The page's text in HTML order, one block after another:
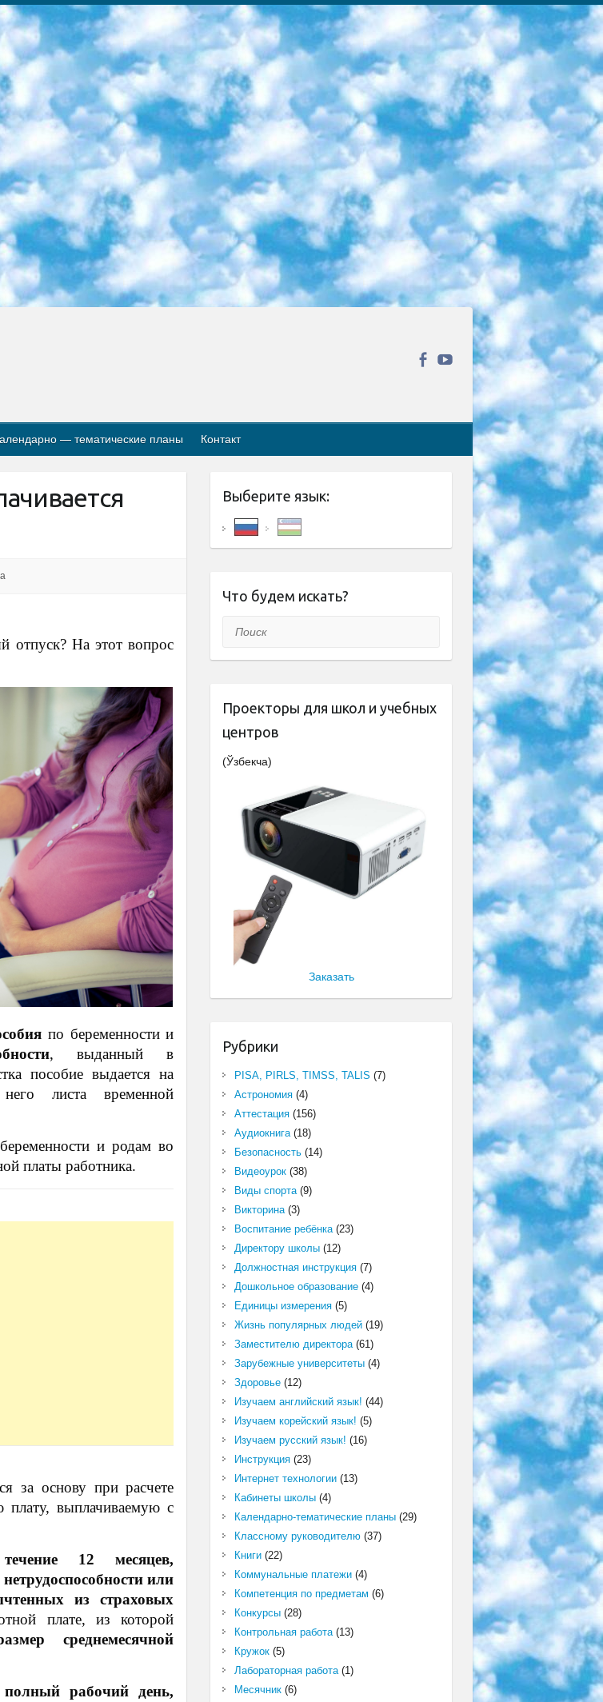
развитии) специализированная школа для детей, школы-интернаты и со сколиозом школы-интернаты санаторного типа для больных детей исключены). 9. Он был слепым, слабовидящим и имел нарушения опорно-двигательного аппарата. экзамены в специализированных школах и интернатах для детей должны проводиться исходя из требований, предъявляемых к общеобразовательным учреждениям (физкультура кроме науки). 10. Специализированная школа для глухих и слабослышащих детей. и экзамены в интернатах и быть реализован в виде письменного теста по математике. 11. Специальность для умственно отсталых детей. Для 9 класса Родной язык и литературное письмо Государственный язык (язык обучения – узбекский). для неклассов) написано Математическое письмо Письменная/устная история Узбекистана Физическое воспитание практично Итоговый контроль Для 11 класса Написание родного языка и литературы (эссе) Математическое письмо Узбекский язык (обучение на узбекском языке) не посещающее общее среднее образование для учреждений)/Образовательное учреждение выбор письменный и устный Иностранный язык письменный/устный Письменная/устная история Узбекистана *По выбору студента:  Химия  Физика  Основы государственного права  География 10 бесплатных образовательных ресурсов - Мы составили подборку онлайн-проектов с интерактивными упражнениями, видеолекциями и статьями. Они помогут вам обрести новые и освежить старые знания бесплатно. 1. «ИНТУИТ» Старейшая образовательная площадка Рунета. Здесь вы найдёте сотни текстовых и видеокурсов на десятки различных тем — от программирования до психологии. Многие курсы подготовлены российскими университетами и крупными международными компаниями вроде Intel и Microsoft. Самостоятельное обучение бесплатное, но желающие могут оплатить услуги персональных наставников. 2. «Смартия» знакомит с актуальными профессиями и подсказывает, как им обучаться. Выбрав заинтересовавшую вас специальность — SMM-специалист, фотограф, веб-дизайнер или другую, — увидите список необходимых для неё умений. Чтобы вы могли освоить их самостоятельно, для каждого умения площадка отображает подборку ссылок на учебные материалы. Хотя «Смартия» ориентируется на русскоязычную аудиторию, часть контента всё же доступна только на английском. 3. «Лекторий Физтеха» Проект Московского физико-технического института (Физтеха). С его помощью вы можете смотреть онлайн серии лекций, записанные на видео в этом вузе. В числе доступных предметов — физика, биология, химия, информационные технологии и другие. К некоторым лекциям администрация ресурса прилагает готовые конспекты, которые можно скачивать в PDF-формате. 4. ITMOcourses Онлайн-площадка Санкт-Петербургского национального исследовательского университета информационных технологий, механики и оптики (ИТМО). Ресурс предоставляет свободный доступ к курсам, разработанным в этом вузе. Каталог материалов разбит на четыре категории: «Оптические системы и технологии», «Приборостроение и робототехника», «Информационные технологии» и «Биотехнологии». Курсы состоят из видеолекций, интерактивных демонстраций и заданий. 5. «КиберЛенинка» Электронная научная библиотека открытого доступа. Каталог площадки регулярно обрастает текстами статей из различных научных изданий. Сгруппированные по журналам и рубрикам публикации можно читать онлайн или скачивать целиком в PDF-формате. Проект нацелен на популяризацию науки за счёт открытого доступа к качественной информации. 6. «ПостНаука» На этом ресурсе публикуют подборки видеолекций, составленные экспертами из разных отраслей и объединённые общими темами. Среди них, к примеру, есть серии «Биоинформатика и геномика», «Культура средневековой Скандинавии» и Cinema Studies о теории кино. Каждая подборка лекций — логически связанная история, рассказанная экспертом от первого лица. Кроме того, на сайте появляются научно-образовательные статьи и тесты на разные темы. 7. «Newочём» Команда проекта «Newочём» отбирает самые интересные тексты из англоязычных СМИ и переводит те из них, за которые голосуют участники сообщества «ВКонтакте». По большей части это научно-популярные статьи. Редакторы придумывают лишь заголовки, в остальном содержание переводов соответствует оригиналам. Полные тексты можно читать прямо в социальной сети. 8. InternetUrok Онлайн-база материалов по основным дисциплинам школьной программы. Информация на сайте структурирована по классам, предметам и темам (урокам). Каждый урок состоит из видеолекций и конспектов. Есть также интерактивные тренажёры и тесты для закрепления пройденного материала. Даже если вы давно окончили школу, возможность повторить программу старших классов всегда может пригодиться. 9. Edutainme Ещё один ресурс об образовании. В отличие от Newtonew, как мне кажется, Edutainme больше ориентируется на представителей индустрии: педагогов, предпринимателей, разработчиков образовательных проектов. Но и любой, кто просто стремится к саморазвитию, найдёт на сайте много полезного и интересного для себя. Например, информацию о новых курсах и образовательных сервисах. 10. Newtonew Онлайн-медиа об образовании и обучении в широком смысле. Авторы Newtonew пишут об инструментах, заведениях, тактиках и стратегиях, которые помогают учить других и получать новые знания самостоятельно. На этой площадке вы найдёте новости, обзоры, аналитические мат
— тематические планы Контакт
отпуск? На этот вопрос
по беременности и
, выданный в
пособие выдается на
листа временной
и родам во
платы работника.
за основу при расчете
выплачиваемую с
12 месяцев,
или
из страховых
плате, из которой
среднемесячной
рабочий день,
Выберите язык:
Что будем искать?
Поиск
Проекторы для школ и учебных
центров
(Ўзбекча)
Заказать
Рубрики
PISA, PIRLS, TIMSS, TALIS (7)
Астрономия(4)
Аттестация(156)
Аудиокнига(18)
Безопасность(14)
Видеоурок(38)
Виды спорта(9)
Викторина(3)
Воспитание ребёнка(23)
Директору школы(12)
Должностная инструкция(7)
Дошкольное образование(4)
Единицы измерения(5)
Жизнь популярных людей(19)
Заместителю директора(61)
Зарубежные университеты(4)
Здоровье(12)
Изучаем английский язык! (44)
Изучаем корейский язык! (5)
Изучаем русский язык! (16)
Инструкция(23)
Интернет технологии(13)
Кабинеты школы(4)
Календарно-тематические планы(29)
Классному руководителю(37)
Книги(22)
Коммунальные платежи(4)
Компетенция по предметам (6)
Конкурсы(28)
Контрольная работа(13)
Кружок(5)
Лабораторная работа(1)
Месячник(6)